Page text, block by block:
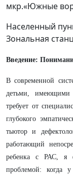
мкр.«Южные
Населенный
Зональная
Введение:
В современной
детьми, имеющими
требует от
глубокого
тьютор и
работающий
ребенка с РАС, я
проблемой: когда